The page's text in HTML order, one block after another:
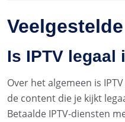
Is IPTV legaal
Over het algemeen is
de content die je kijkt
Betaalde IPTV-diensten